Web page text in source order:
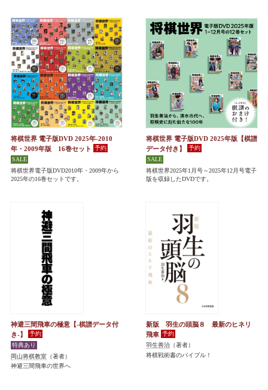
将棋世界 電子版DVD 2025年-2010
年・2009年版 16巻セット
将棋世界電子版DVD2010年・2009年から
2025年の16巻セットです。
将棋世界 電子版DVD 2025年版【棋譜
データ付き】
将棋世界2025年1月号～2025年12月号電子
版を収録したDVDです。
神避三間飛車の極意【-棋譜データ付
き-】
岡山将棋教室 （著者）
神避三間飛車の世界へ
新版 羽生の頭脳８ 最新のヒネリ
飛車
羽生善治 （著者）
将棋戦術書のバイブル！